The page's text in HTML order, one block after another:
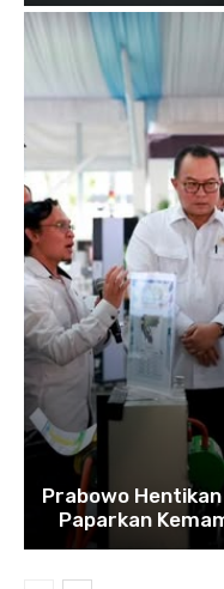
Prabowo
Paparkan